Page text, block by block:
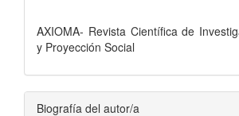
AXIOMA- Revista Científica de
y Proyección Social
Biografía del autor/a